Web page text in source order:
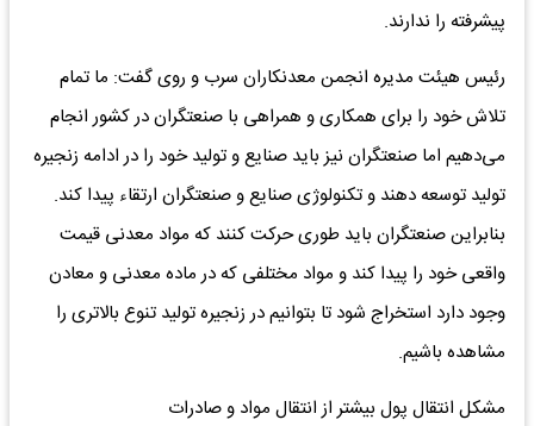
پیشرفته را ندارند.
رئیس هیئت مدیره انجمن معدنکاران سرب و روی گفت: ما تمام
تلاش خود را برای همکاری و همراهی با صنعتگران در کشور انجام
می‌دهیم اما صنعتگران نیز باید صنایع و تولید خود را در ادامه زنجیره
تولید توسعه دهند و تکنولوژی صنایع و صنعتگران ارتقاء پیدا کند.
بنابراین صنعتگران باید طوری حرکت کنند که مواد معدنی قیمت
واقعی خود را پیدا کند و مواد مختلفی که در ماده معدنی و معادن
وجود دارد استخراج شود تا بتوانیم در زنجیره تولید تنوع بالاتری را
مشاهده باشیم.
مشکل انتقال پول بیشتر از انتقال مواد و صادرات